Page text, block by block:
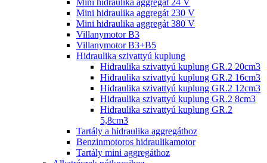
Mini hidraulika aggregát 24 V
Mini hidraulika aggregát 230 V
Mini hidraulika aggregát 380 V
Villanymotor B3
Villanymotor B3+B5
Hidraulika szivattyú kuplung
Hidraulika szivattyú kuplung GR.2 20cm3
Hidraulika szivattyú kuplung GR.2 16cm3
Hidraulika szivattyú kuplung GR.2 12cm3
Hidraulika szivattyú kuplung GR.2 8cm3
Hidraulika szivattyú kuplung GR.2
5,8cm3
Tartály a hidraulika aggregáthoz
Benzinmotoros hidraulikamotor
Tartály mini aggregáthoz